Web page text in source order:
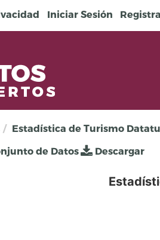
Iniciar Sesión
Estadística de Turismo
de Datos Descargar